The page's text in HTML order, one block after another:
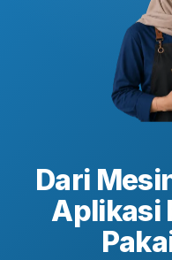
Dari
Aplikasi